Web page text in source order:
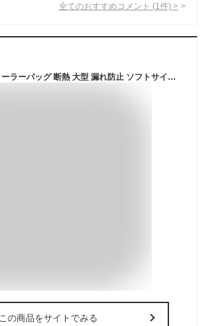
全てのおすすめコメント (1 件) >
Lifewit 折りたたみ式クーラーバッグ 断熱 大型 漏れ防止 ソフトサイド ポータブル クーラーバッグ アウトドア 旅行 ビーチ ピクニック キャンプ バーベキュー パーティー用 ダークグレー 24L (40缶)
この商品をサイトでみる